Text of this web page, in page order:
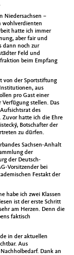
Niedersachsen –
wohlverdienten
hatte ich immer
aber fair und
dann noch zur
Feld und
beim Empfang
von der Sportstiftung
aus
pro Gast einer
Verfügung stellen. Das
des
Zuvor hatte ich die Ehre
Botschafter der
zu dürfen.
Sachsen-Anhalt
der
der Deutsch-
Vorsitzender bei
Festakt der
habe ich zwei Klassen
ist der erste Schritt
am Herzen. Denn die
faktisch
in der aktuellen
Aus
Dank an